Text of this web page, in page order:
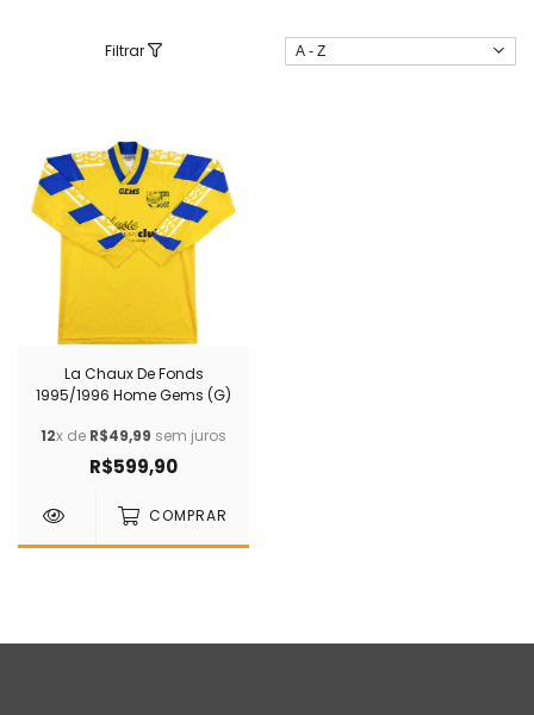
Filtrar
La Chaux De Fonds
1995/1996 Home Gems (G)
12x de R$49,99 sem juros
R$599,90
COMPRAR